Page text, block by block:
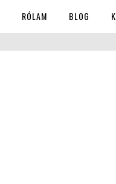
RÓLAM BLOG